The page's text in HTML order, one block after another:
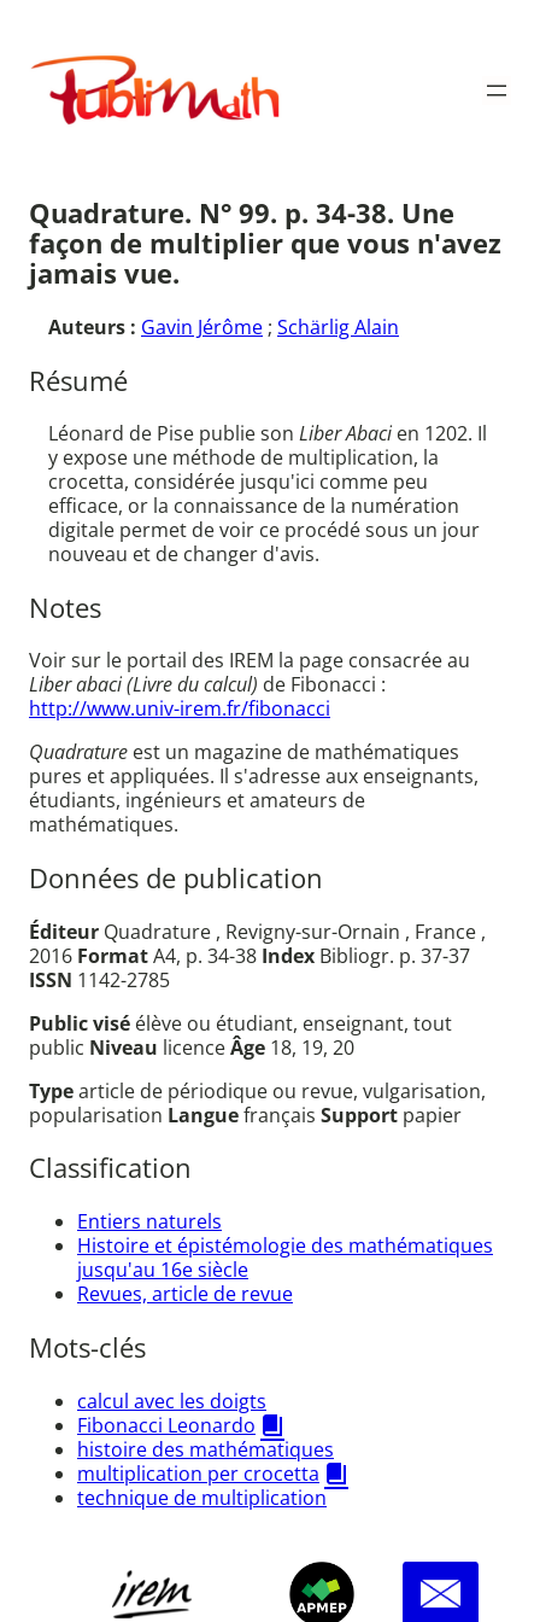
contenu
Publimath
Quadrature. N° 99. p. 34-38. Une
façon de multiplier que vous n'avez
jamais vue.
Auteurs : Gavin Jérôme ; Schärlig Alain
Résumé
Léonard de Pise publie son Liber Abaci en 1202. Il
y expose une méthode de multiplication, la
crocetta, considérée jusqu'ici comme peu
efficace, or la connaissance de la numération
digitale permet de voir ce procédé sous un jour
nouveau et de changer d'avis.
Notes
Voir sur le portail des IREM la page consacrée au
Liber abaci (Livre du calcul) de Fibonacci :
http://www.univ-irem.fr/fibonacci
Quadrature est un magazine de mathématiques
pures et appliquées. Il s'adresse aux enseignants,
étudiants, ingénieurs et amateurs de
mathématiques.
Données de publication
Éditeur Quadrature , Revigny-sur-Ornain , France ,
2016 FormatA4, p. 34-38 Index Bibliogr. p. 37-37
ISSN 1142-2785
Public visé élève ou étudiant, enseignant, tout
public Niveau licenceÂge 18, 19, 20
Typearticle de périodique ou revue, vulgarisation,
popularisation Languefrançais Support papier
Classification
Entiers naturels
Histoire et épistémologie des mathématiques
jusqu'au 16e siècle
Revues, article de revue
Mots-clés
calcul avec les doigts
Fibonacci Leonardo
histoire des mathématiques
multiplication per crocetta
technique de multiplication